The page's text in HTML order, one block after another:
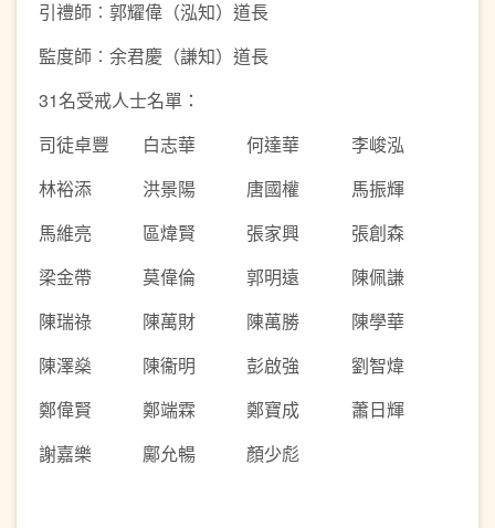
引禮師︰郭耀偉（泓知）道長
監度師︰余君慶（謙知）道長
31名受戒人士名單：
司徒卓豐
白志華 何達華
李峻泓
林裕添
洪景陽 唐國權
馬振輝
馬維亮
區煒賢 張家興
張創森
梁金帶
莫偉倫 郭明遠
陳佩謙
陳瑞祿
陳萬財 陳萬勝
陳學華
陳澤燊
陳衞明 彭啟強
劉智煒
鄭偉賢
鄭端霖 鄭寶成
蕭日輝
謝嘉樂
鄺允暢 顏少彪